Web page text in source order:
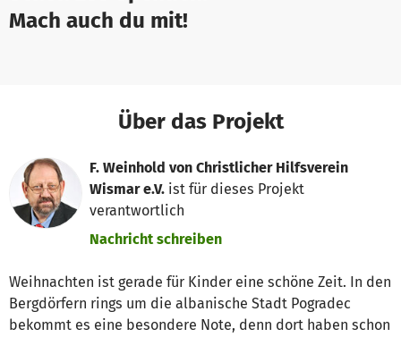
Mach auch du mit!
Über das Projekt
F. Weinhold von Christlicher Hilfsverein
Wismar e.V. ist für dieses Projekt
verantwortlich
Nachricht schreiben
Weihnachten ist gerade für Kinder eine schöne Zeit. In den
Bergdörfern rings um die albanische Stadt Pogradec
bekommt es eine besondere Note, denn dort haben schon